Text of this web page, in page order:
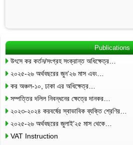
Publications
উৎসে কর কর্তন/সংগ্রহ সংক্রান্ত অধিক্ষেত্র…
২০২৫-২৬ অর্থবছরের জুন’২৬ মাস এবং…
কর অঞ্চল-১০, ঢাকা এর অধিক্ষেত্র…
সম্পত্তির দলিল নিবন্ধনের ক্ষেত্রে দানকর…
২০২৩-২০২৪ করবর্ষের স্বাভাবিক ব্যক্তি শ্রেণির…
২০২৫-২৬ অর্থবছরের জুলাই’২৫ মাস থেকে…
VAT Instruction